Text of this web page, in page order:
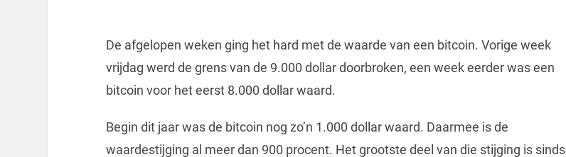
De afgelopen weken ging het hard met de waarde van een bitcoin. Vorige week
vrijdag werd de grens van de 9.000 dollar doorbroken, een week eerder was een
bitcoin voor het eerst 8.000 dollar waard.
Begin dit jaar was de bitcoin nog zo’n 1.000 dollar waard. Daarmee is de
waardestijging al meer dan 900 procent. Het grootste deel van die stijging is sinds